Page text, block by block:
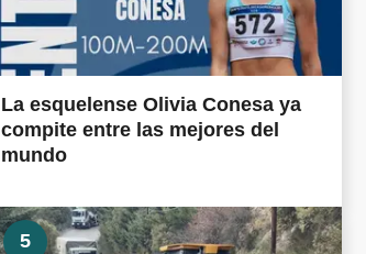
La esquelense Olivia Conesa ya
compite entre las mejores del
mundo
5